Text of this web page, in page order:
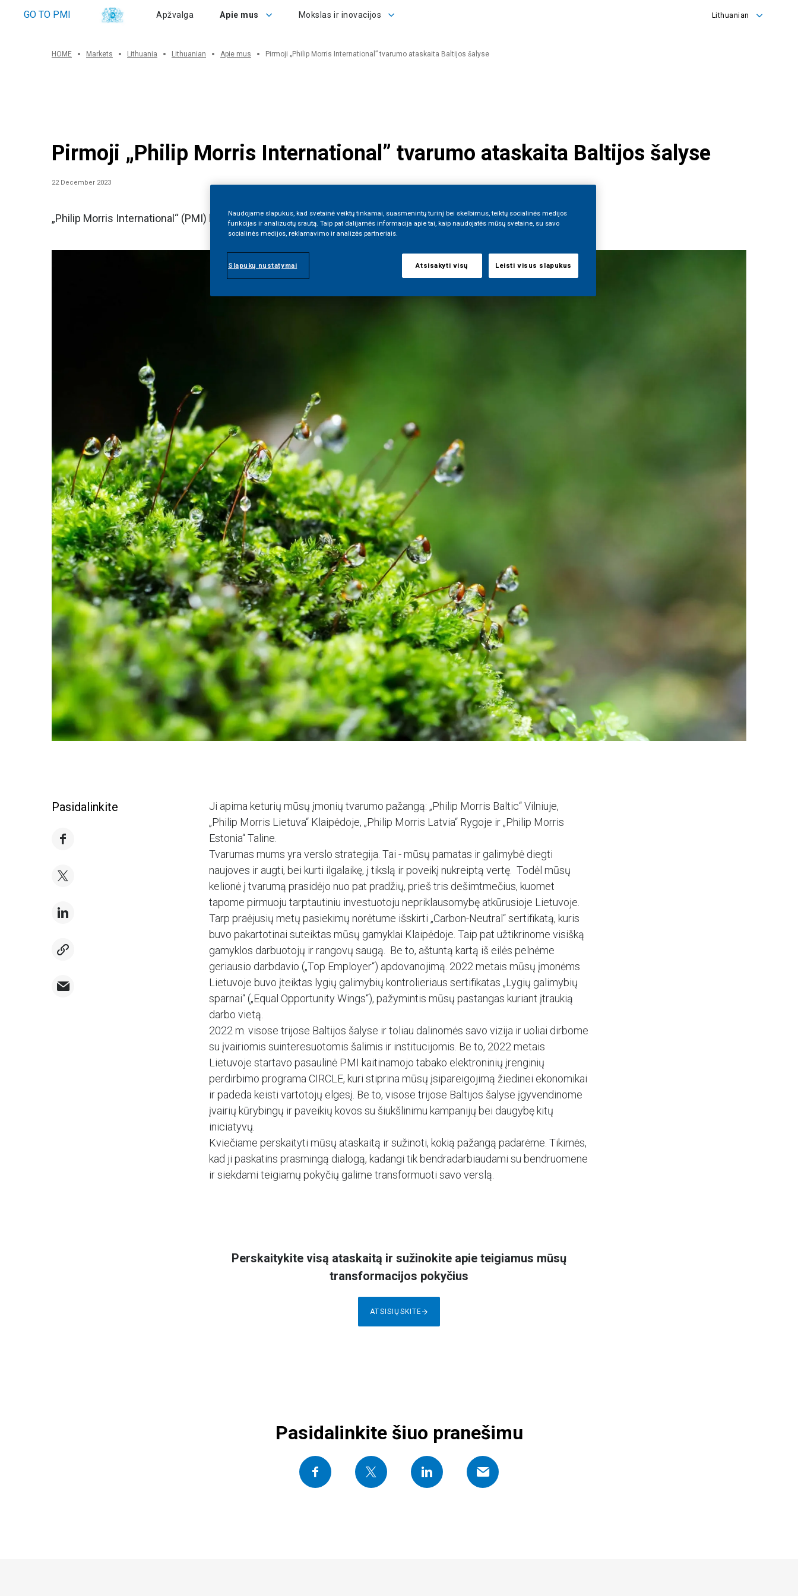
GO TO PMI
Apžvalga Apie mus
Mokslas ir inovacijos
Lithuanian
HOME Markets Lithuania Lithuanian Apie mus Pirmoji „Philip Morris International” tvarumo ataskaita Baltijos šalyse
Pirmoji „Philip Morris International” tvarumo ataskaita Baltijos šalyse
22 December 2023
„Philip Morris International“ (PMI) bendrovės Baltijos šalyse paskelbė pirmąją tvarumo ataskaitą.
Pasidalinkite
Ji apima keturių mūsų įmonių tvarumo pažangą: „Philip Morris Baltic“ Vilniuje,
„Philip Morris Lietuva“ Klaipėdoje, „Philip Morris Latvia“ Rygoje ir „Philip Morris
Estonia“ Taline.
Tvarumas mums yra verslo strategija. Tai - mūsų pamatas ir galimybė diegti
naujoves ir augti, bei kurti ilgalaikę, į tikslą ir poveikį nukreiptą vertę. Todėl mūsų
kelionė į tvarumą prasidėjo nuo pat pradžių, prieš tris dešimtmečius, kuomet
tapome pirmuoju tarptautiniu investuotoju nepriklausomybę atkūrusioje Lietuvoje.
Tarp praėjusių metų pasiekimų norėtume išskirti „Carbon-Neutral“ sertifikatą, kuris
buvo pakartotinai suteiktas mūsų gamyklai Klaipėdoje. Taip pat užtikrinome visišką
gamyklos darbuotojų ir rangovų saugą. Be to, aštuntą kartą iš eilės pelnėme
geriausio darbdavio („Top Employer“) apdovanojimą. 2022 metais mūsų įmonėms
Lietuvoje buvo įteiktas lygių galimybių kontrolieriaus sertifikatas „Lygių galimybių
sparnai“ („Equal Opportunity Wings“), pažymintis mūsų pastangas kuriant įtraukią
darbo vietą.
2022 m. visose trijose Baltijos šalyse ir toliau dalinomės savo vizija ir uoliai dirbome
su įvairiomis suinteresuotomis šalimis ir institucijomis. Be to, 2022 metais
Lietuvoje startavo pasaulinė PMI kaitinamojo tabako elektroninių įrenginių
perdirbimo programa CIRCLE, kuri stiprina mūsų įsipareigojimą žiedinei ekonomikai
ir padeda keisti vartotojų elgesį. Be to, visose trijose Baltijos šalyse įgyvendinome
įvairių kūrybingų ir paveikių kovos su šiukšlinimu kampanijų bei daugybę kitų
iniciatyvų.
Kviečiame perskaityti mūsų ataskaitą ir sužinoti, kokią pažangą padarėme. Tikimės,
kad ji paskatins prasmingą dialogą, kadangi tik bendradarbiaudami su bendruomene
ir siekdami teigiamų pokyčių galime transformuoti savo verslą.
Perskaitykite visą ataskaitą ir sužinokite apie teigiamus mūsų
transformacijos pokyčius
ATSISIŲSKITE
Pasidalinkite šiuo pranešimu
Naudojame slapukus, kad svetainė veiktų tinkamai, suasmenintų turinį bei skelbimus, teiktų socialinės medijos
funkcijas ir analizuotų srautą. Taip pat dalijamės informacija apie tai, kaip naudojatės mūsų svetaine, su savo
socialinės medijos, reklamavimo ir analizės partneriais.
Slapukų nustatymai Atsisakyti visų Leisti visus slapukus